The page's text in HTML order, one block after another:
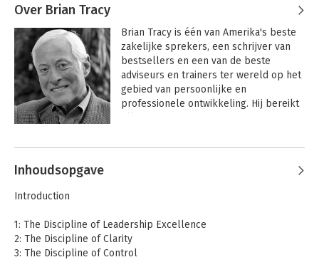
Over Brian Tracy
Brian Tracy is één van Amerika's beste
zakelijke sprekers, een schrijver van
bestsellers en een van de beste
adviseurs en trainers ter wereld op het
gebied van persoonlijke en
professionele ontwikkeling. Hij bereikt
persoonlijk succes en leiderschap tot
audio- en videoprogramma's
ontwikkeld. Veel van Brians werk is
vertaald en wordt in tweeënvijftig
landen gebruikt.
Andere boeken door Brian Tracy
Inhoudsopgave
Introduction
1: The Discipline of Leadership Excellence
2: The Discipline of Clarity
3: The Discipline of Control